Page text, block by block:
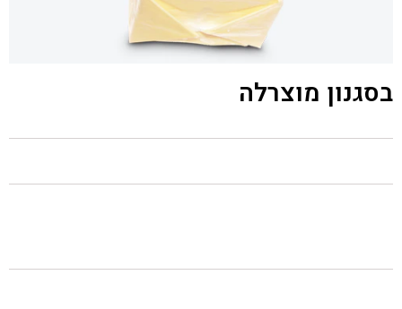
בסגנון מוצרלה